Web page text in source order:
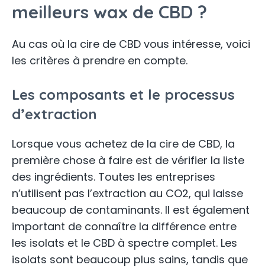
meilleurs wax de CBD ?
Au cas où la cire de CBD vous intéresse, voici
les critères à prendre en compte.
Les composants et le processus
d’extraction
Lorsque vous achetez de la cire de CBD, la
première chose à faire est de vérifier la liste
des ingrédients. Toutes les entreprises
n’utilisent pas l’extraction au CO2, qui laisse
beaucoup de contaminants. Il est également
important de connaître la différence entre
les isolats et le CBD à spectre complet. Les
isolats sont beaucoup plus sains, tandis que